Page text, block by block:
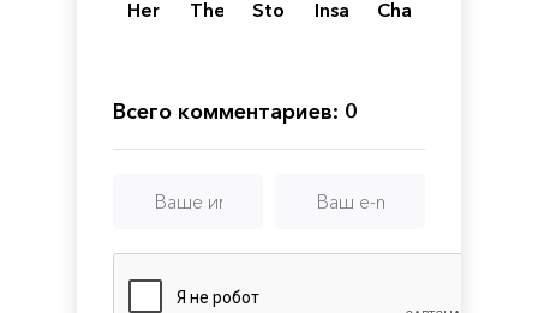
Hero
The
Storm InsanityChapter
Всего комментариев: 0